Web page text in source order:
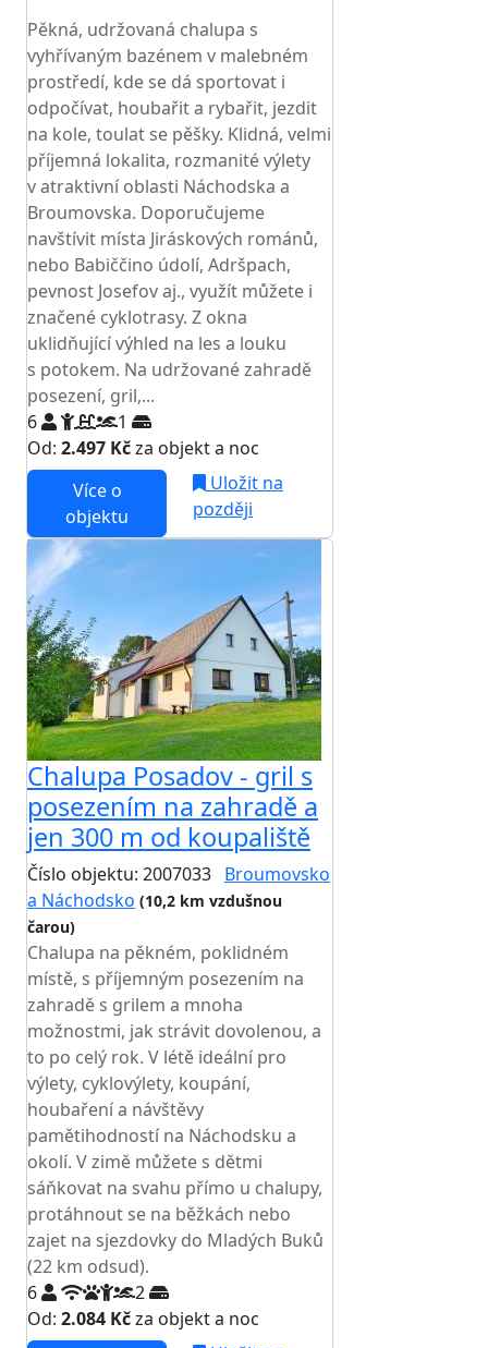
Pěkná, udržovaná chalupa s
vyhřívaným bazénem v malebném
prostředí, kde se dá sportovat i
odpočívat, houbařit a rybařit, jezdit
na kole, toulat se pěšky. Klidná, velmi
příjemná lokalita, rozmanité výlety
v atraktivní oblasti Náchodska a
Broumovska. Doporučujeme
navštívit místa Jiráskových románů,
nebo Babiččino údolí, Adršpach,
pevnost Josefov aj., využít můžete i
značené cyklotrasy. Z okna
uklidňující výhled na les a louku
s potokem. Na udržované zahradě
posezení, gril,...
6
1
Od: 2.497 Kčza objekt a noc
Více o
objektu
Uložit na
později
Chalupa Posadov - gril s
posezením na zahradě a
jen 300 m od koupaliště
Číslo objektu: 2007033 Broumovsko
a Náchodsko (10,2 km vzdušnou
čarou)
Chalupa na pěkném, poklidném
místě, s příjemným posezením na
zahradě s grilem a mnoha
možnostmi, jak strávit dovolenou, a
to po celý rok. V létě ideální pro
výlety, cyklovýlety, koupání,
houbaření a návštěvy
pamětihodností na Náchodsku a
okolí. V zimě můžete s dětmi
sáňkovat na svahu přímo u chalupy,
protáhnout se na běžkách nebo
zajet na sjezdovky do Mladých Buků
(22 km odsud).
6
2
Od: 2.084 Kčza objekt a noc